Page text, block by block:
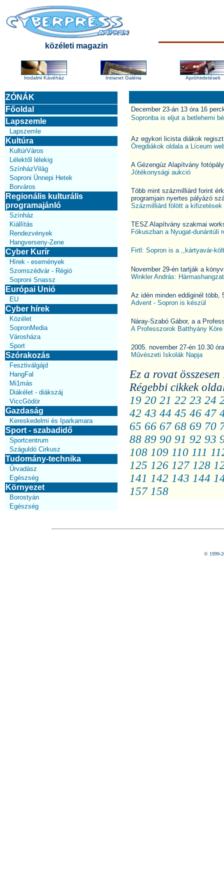
közéleti magazin
Irodalmi Kávéház Intranet Galéria Apróhirdetések
ZÓNÁK
Főoldal
Lapszemle
Lapszemle
Kultúra
KultúrVáros
Lélektől lélekig
SzínházVilág
Soproni Ünnepi Hetek
Borváros
Regionális kulturális
programajánló
Színház
Kiállítás
Rendezvények
Hangverseny-Zene
Cyber Kurír
Hírek - események
Szomszédvár - Régió
Soproni Snassz
Európai Unió
EU
Cyber hírek
Közélet
SopronMedia
Városháza
Sport
Szórakozás
Fesztiválgájd
HangFal
Mi1más
Diákélet - diákszáj
ViccGödör
Gazdaság
Kereskedelmi és Iparkamara
Sport - szabadidő
Sportcentrum
Száguldó Cirkusz
Tudomány-technika
Űrvadász
Egészség
Környezet
Borostyán
Egészség
December 23-án 13 óra 16
Sopronba is eljut a betlehemi
Az egykori licista diákok
Öregdiákok oldala a Líceum
A Gézengúz Alapítvány
Jótékonysági aukció
Több mint százmilliárd forint
programjain nyertes pályázó
Százmilliárd fölött a kifizetések
TESZ Alapítvány szakmai
Fókuszban a Nyugat-dunántúli
Firtl: Sopron is a ,,kártyavár-
November 29-én tartják a
Winkler András: Hármashangzat
Az idén minden eddiginél több,
Advent - Sopron is készül
Náray-Szabó Gábor, a a
A Professzorok Batthyány
2005. november 27-én 10.30
Művészeti Iskolák Napja
Ez a rovat
Régebbi cikkek
19 20 21 22 23 24
42 43 44 45 46 47
65 66 67 68 69 70
88 89 90 91 92 93
108 109 110 111
125 126 127 128
141 142 143 144
157 158
© 1999-